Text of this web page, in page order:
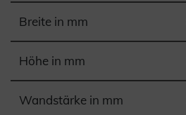
Breite in mm
Höhe in mm
Wandstärke in mm